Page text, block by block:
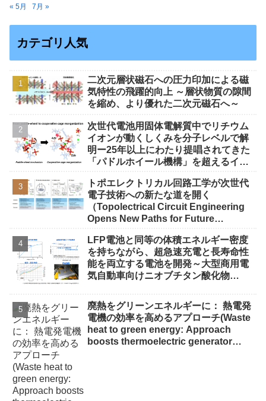
« 5月 7月 »
カテゴリ人気
二次元層状磁石への圧力印加による磁
気特性の飛躍的向上 ～層状物質の隙間
を縮め、より優れた二次元磁石へ～
次世代電池用固体電解質中でリチウム
イオンが動くしくみを分子レベルで解
明ー25年以上にわたり提唱されてきた
「パドルホイール機構」を超えるイオ
トポエレクトリカル回路工学が次世代
電子技術への新たな道を開く
（Topolectrical Circuit Engineering
Opens New Paths for Future
LFP電池と同等の体積エネルギー密度
を持ちながら、超急速充電と長寿命性
能を両立する電池を開発～大型商用電
気自動車向けニオブチタン酸化物
以上の充放電回数を実現～
廃熱をグリーンエネルギーに： 熱電発
電機の効率を高めるアプローチ(Waste
heat to green energy: Approach
boosts thermoelectric generator